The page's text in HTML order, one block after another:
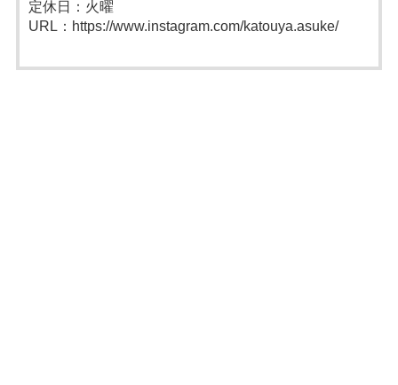
定休日：火曜
URL：https://www.instagram.com/katouya.asuke/